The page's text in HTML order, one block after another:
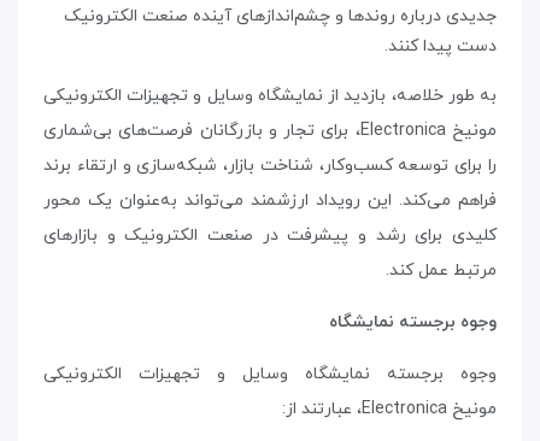
جدیدی درباره روند‌ها و چشم‌اندازهای آینده صنعت الکترونیک
دست پیدا کنند.
به طور خلاصه، بازدید از نمایشگاه وسایل و تجهیزات الکترونیکی
مونیخElectronica، برای تجار و بازرگانان فرصت‌های بی‌شماری
را برای توسعه کسب‌وکار، شناخت بازار، شبکه‌سازی و ارتقاء برند
فراهم می‌کند. این رویداد ارزشمند می‌تواند به‌عنوان یک محور
کلیدی برای رشد و پیشرفت در صنعت الکترونیک و بازارهای
مرتبط عمل کند.
وجوه برجسته نمایشگاه
وجوه برجسته نمایشگاه وسایل و تجهیزات الکترونیکی
مونیخ Electronica، عبارتند از :